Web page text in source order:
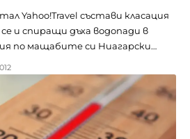
Yahoo!Travel състави класация
и спиращи дъха водопади в
по мащабите си Ниагарски…